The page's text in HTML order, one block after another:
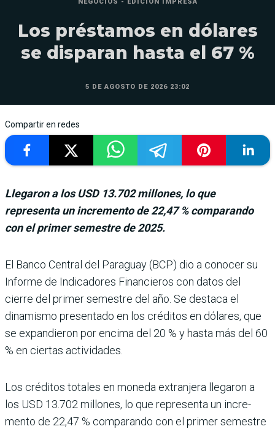
NEGOCIOS - EDICIÓN IMPRESA
Los préstamos en dólares
se disparan hasta el 67 %
5 DE AGOSTO DE 2026 23:02
Compartir en redes
Llegaron a los USD 13.702 millones, lo que
representa un incremento de 22,47 % comparando
con el primer semestre de 2025.
El Banco Central del Paraguay (BCP) dio a conocer su
Informe de Indicadores Financieros con datos del
cierre del pri­mer semestre del año. Se destaca el
dinamismo pre­sentado en los créditos en dólares, que
se expandieron por encima del 20 % y hasta más del 60
% en ciertas acti­vidades.
Los créditos totales en moneda extranjera llegaron a
los USD 13.702 millones, lo que representa un incre­
mento de 22,47 % compa­rando con el primer semes­tre